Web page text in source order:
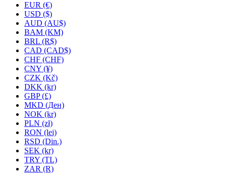
EUR (€)
USD ($)
AUD (AU$)
BAM (KM)
BRL (R$)
CAD (CAD$)
CHF (CHF)
CNY (¥)
CZK (Kč)
DKK (kr)
GBP (£)
MKD (Ден)
NOK (kr)
PLN (zł)
RON (lei)
RSD (Din.)
SEK (kr)
TRY (TL)
ZAR (R)